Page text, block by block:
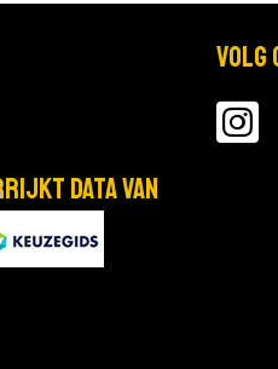
data van
Volg